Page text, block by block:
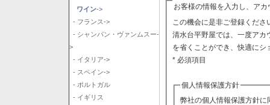
ワイン->
- フランス->
- シャンパン・ヴァンムスー-
>
- イタリア->
- スペイン->
- ポルトガル
- イギリス
お客様の情報を入力し、ア
この機会に是非ご登録くださ
清水台平野屋では、一度アカ
を省くことができ、快適に
* 必須項目
個人情報保護方針
弊社の個人情報保護方針